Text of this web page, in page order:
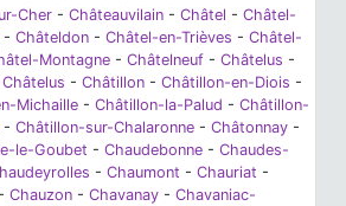
Cher - Châteauvilain - Châtel - Châtel-
- Châteldon - Châtel-en-Trièves - Châtel-
Montagne - Châtelneuf - Châtelus -
Châtelus - Châtillon - Châtillon-en-Diois -
Michaille - Châtillon-la-Palud - Châtillon-
- Châtillon-sur-Chalaronne - Châtonnay -
le-Goubet - Chaudebonne - Chaudes-
- Chaumont - Chauriat -
- Chauzon - Chavanay - Chavaniac-